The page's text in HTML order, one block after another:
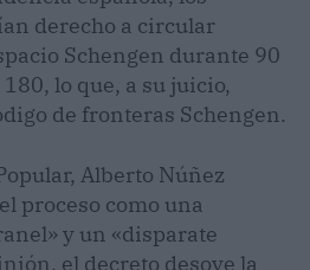
derecho a circular
Schengen durante 90
lo que, a su juicio,
de fronteras Schengen.
Alberto Núñez
proceso como una
y un «disparate
el decreto desoye la